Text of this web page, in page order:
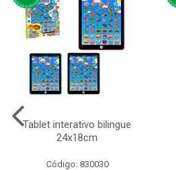
Tablet interativo bilingue
24x18cm
Código: 830030